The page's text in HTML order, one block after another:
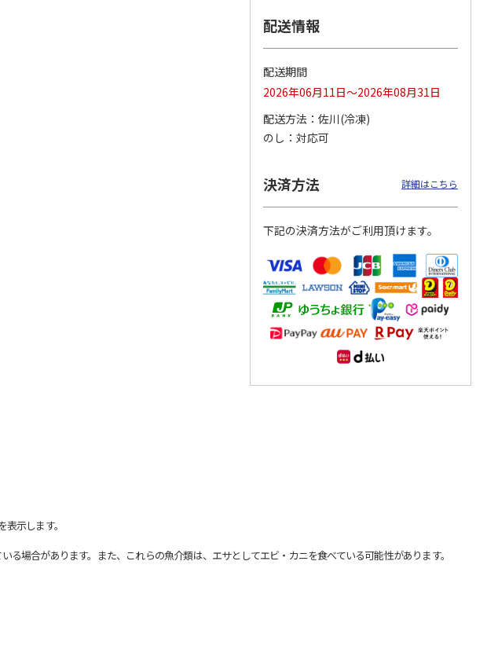
手】グリーティング
円…
5,500円
(送料別) (送料別)
配送情報
配送期間
2026年06月11日～2026年08月31日
配送方法
佐川(冷凍)
のし
対応可
決済方法 詳細はこちら
下記の決済方法がご利用頂けます。
示します。
場合があります。また、これらの魚介類は、エサとしてエビ・カニを食べている可能性があります。